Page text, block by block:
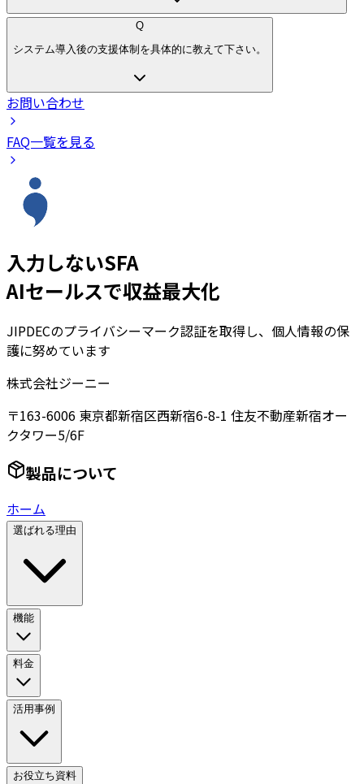
Q
システム導入後の支援体制を具体的に教えて下さい。
お問い合わせ
FAQ一覧を見る
入力しないSFA
AIセールスで収益最大化
JIPDECのプライバシーマーク認証を取得し、個人情報の保
護に努めています
株式会社ジーニー
〒163-6006 東京都新宿区西新宿6-8-1 住友不動産新宿オー
クタワー5/6F
製品について
ホーム
選ばれる理由
機能
料金
活用事例
お役立ち資料